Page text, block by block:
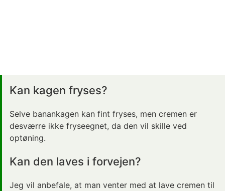
Kan kagen fryses?
Selve banankagen kan fint fryses, men cremen er
desværre ikke fryseegnet, da den vil skille ved
optøning.
Kan den laves i forvejen?
Jeg vil anbefale, at man venter med at lave cremen til